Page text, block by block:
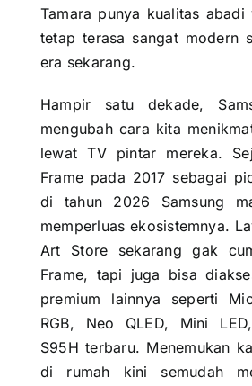
Tamara punya kualitas
tetap terasa sangat modern
era sekarang.
Hampir satu dekade,
mengubah cara kita
lewat TV pintar mereka.
Frame pada 2017 sebagai
di tahun 2026 Samsung
memperluas ekosistemnya.
Art Store sekarang gak
Frame, tapi juga bisa
premium lainnya seperti
RGB, Neo QLED, Mini
S95H terbaru. Menemukan
di rumah kini semudah